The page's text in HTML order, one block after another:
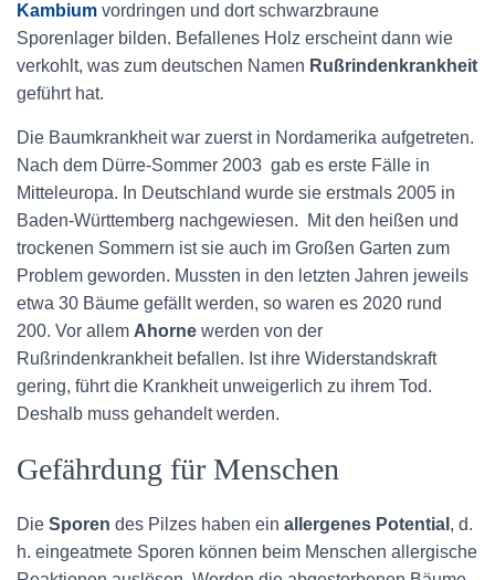
Kambium vordringen und dort schwarzbraune
Sporenlager bilden. Befallenes Holz erscheint dann wie
verkohlt, was zum deutschen Namen Rußrindenkrankheit
geführt hat.
Die Baumkrankheitwar zuerst in Nordamerika aufgetreten.
Nach dem Dürre-Sommer 2003 gab es erste Fälle in
Mitteleuropa. In Deutschland wurde sie erstmals 2005 in
Baden-Württemberg nachgewiesen. Mit den heißen und
trockenen Sommern ist sie auch im Großen Garten zum
Problem geworden. Mussten in den letzten Jahren jeweils
etwa 30 Bäume gefällt werden, so waren es 2020 rund
200. Vor allem Ahorne werden von der
Rußrindenkrankheit befallen. Ist ihre Widerstandskraft
gering, führt die Krankheit unweigerlich zu ihrem Tod.
Deshalb muss gehandelt werden.
Gefährdung für Menschen
Die Sporen des Pilzes haben ein allergenes Potential , d.
h. eingeatmete Sporen können beim Menschen allergische